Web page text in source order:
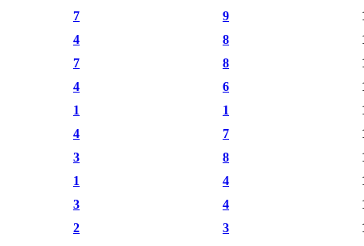
9
7
8
4
8
7
6
4
1
1
7
4
8
3
4
1
4
3
3
2